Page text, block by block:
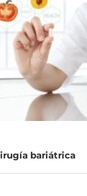
bariátrica